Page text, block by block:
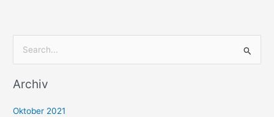
c
Archiv
Oktober 2021